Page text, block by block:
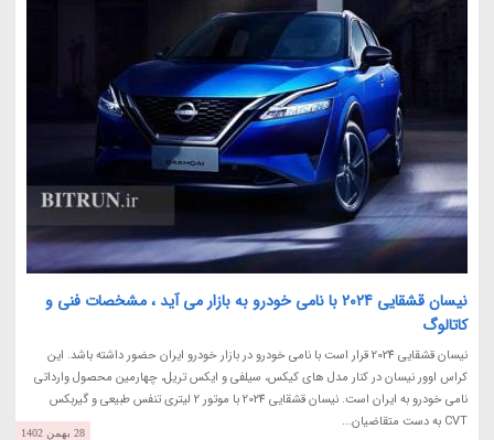
نیسان قشقایی 2024 با نامی خودرو به بازار می آید ، مشخصات فنی و
کاتالوگ
نیسان قشقایی 2024 قرار است با نامی خودرو در بازار خودرو ایران حضور داشته باشد. این
کراس اوور نیسان در کنار مدل های کیکس، سیلفی و ایکس تریل، چهارمین محصول وارداتی
نامی خودرو به ایران است. نیسان قشقایی 2024 با موتور 2 لیتری تنفس طبیعی و گیربکس
CVT به دست متقاضیان...
28 بهمن 1402